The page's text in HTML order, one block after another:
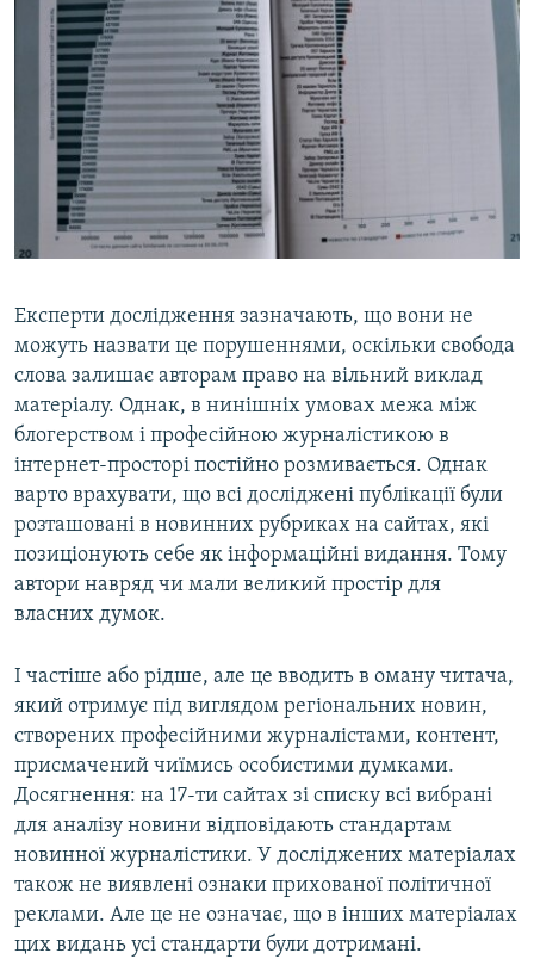
Експерти дослідження зазначають, що вони не
можуть назвати це порушеннями, оскільки свобода
слова залишає авторам право на вільний виклад
матеріалу. Однак, в нинішніх умовах межа між
блогерством і професійною журналістикою в
інтернет-просторі постійно розмивається. Однак
варто врахувати, що всі досліджені публікації були
розташовані в новинних рубриках на сайтах, які
позиціонують себе як інформаційні видання. Тому
автори навряд чи мали великий простір для
власних думок.
І частіше або рідше, але це вводить в оману читача,
який отримує під виглядом регіональних новин,
створених професійними журналістами, контент,
присмачений чиїмись особистими думками.
Досягнення: на 17-ти сайтах зі списку всі вибрані
для аналізу новини відповідають стандартам
новинної журналістики. У досліджених матеріалах
також не виявлені ознаки прихованої політичної
реклами. Але це не означає, що в інших матеріалах
цих видань усі стандарти були дотримані.